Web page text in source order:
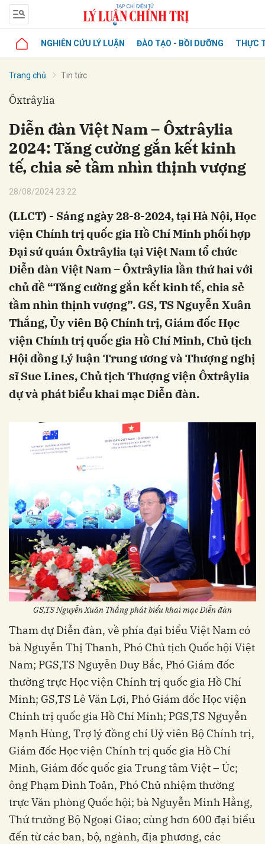
NGHIÊN CỨU LÝ LUẬN ĐÀO TẠO - BỒI DƯỠNG THỰC
Trang chủ Tin tức
Ôxtrâylia
Diễn đàn Việt Nam – Ôxtrâylia
2024: Tăng cường gắn kết kinh
tế, chia sẻ tầm nhìn thịnh vượng
28/08/2024 23:22
(LLCT) - Sáng ngày 28-8-2024, tại Hà Nội, Học
viện Chính trị quốc gia Hồ Chí Minh phối hợp
Đại sứ quán Ôxtrâylia tại Việt Nam tổ chức
Diễn đàn Việt Nam – Ôxtrâylia lần thứ hai với
chủ đề “Tăng cường gắn kết kinh tế, chia sẻ
tầm nhìn thịnh vượng”. GS, TS Nguyễn Xuân
Thắng, Ủy viên Bộ Chính trị, Giám đốc Học
viện Chính trị quốc gia Hồ Chí Minh, Chủ tịch
Hội đồng Lý luận Trung ương và Thượng nghị
sĩ Sue Lines, Chủ tịch Thượng viện Ôxtrâylia
dự và phát biểu khai mạc Diễn đàn.
GS,TS Nguyễn Xuân Thắng phát biểu khai mạc Diễn đàn
Tham dự Diễn đàn, về phía đại biểu Việt Nam có
bà Nguyễn Thị Thanh, Phó Chủ tịch Quốc hội Việt
Nam; PGS,TS Nguyễn Duy Bắc, Phó Giám đốc
thường trực Học viện Chính trị quốc gia Hồ Chí
Minh; GS,TS Lê Văn Lợi, Phó Giám đốc Học viện
Chính trị quốc gia Hồ Chí Minh; PGS,TS Nguyễn
Mạnh Hùng, Trợ lý đồng chí Uỷ viên Bộ Chính trị,
Giám đốc Học viện Chính trị quốc gia Hồ Chí
Minh, Giám đốc quốc gia Trung tâm Việt – Úc;
ông Phạm Đình Toản, Phó Chủ nhiệm thường
trực Văn phòng Quốc hội; bà Nguyễn Minh Hằng,
Thứ trưởng Bộ Ngoại Giao; cùng hơn 600 đại biểu
đến từ các ban, bộ, ngành, địa phương, các